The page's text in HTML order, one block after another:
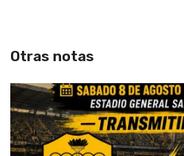
Otras notas